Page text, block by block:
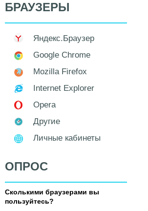
БРАУЗЕРЫ
Яндекс.Браузер
Google Chrome
Mozilla Firefox
Internet Explorer
Opera
Другие
Личные кабинеты
ОПРОС
Сколькими браузерами вы
пользуйтесь?